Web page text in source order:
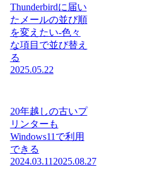
Thunderbirdに届い
たメールの並び順
を変えたい-色々
な項目で並び替え
る
2025.05.22
20年越しの古いプ
リンターも
Windows11で利用
できる
2024.03.112025.08.27